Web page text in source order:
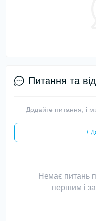
Питання та
Додайте питання, і
+
Немає питань
першим і